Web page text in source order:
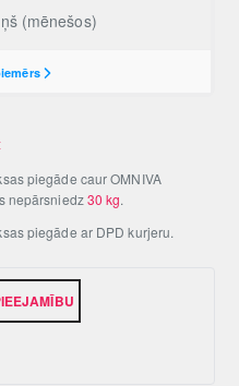
piegāde caur OMNIVA
nepārsniedz30 kg.
piegāde ar DPD kurjeru.